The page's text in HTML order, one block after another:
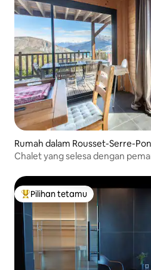
Rumah dalam Rousset-Serre-
Chalet yang selesa dengan
Pilihan utama tetamu
Pilihan tetamu